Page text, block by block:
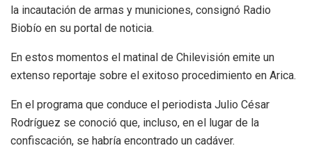
la incautación de armas y municiones, consignó Radio
Biobío en su portal de noticia.
En estos momentos el matinal de Chilevisión emite un
extenso reportaje sobre el exitoso procedimiento en Arica.
En el programa que conduce el periodista Julio César
Rodríguez se conoció que, incluso, en el lugar de la
confiscación, se habría encontrado un cadáver.